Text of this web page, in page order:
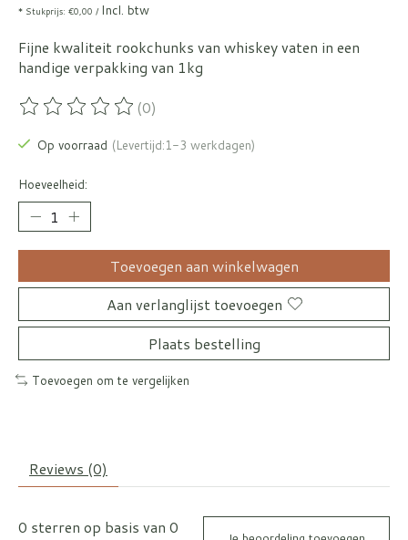
* Stukprijs: €0,00 / Incl. btw
Fijne kwaliteit rookchunks van whiskey vaten in een
handige verpakking van 1kg
De beoordeling van dit product is
(0)
Op voorraad (Levertijd:1-3 werkdagen)
Hoeveelheid:
Toevoegen aan winkelwagen
Aan verlanglijst toevoegen
Plaats bestelling
Toevoegen om te vergelijken
Reviews (0)
0 sterren op basis van 0